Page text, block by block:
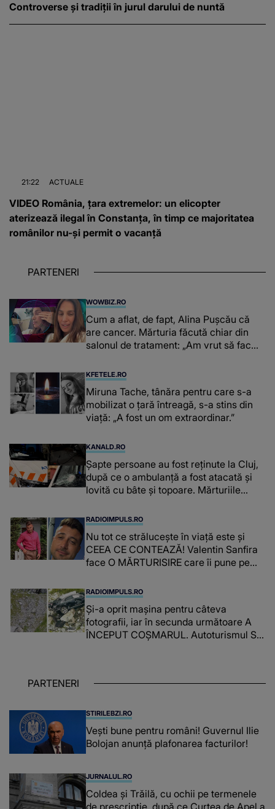
Controverse și tradiții în jurul darului de nuntă
21:22 ACTUALE
VIDEO România, țara extremelor: un elicopter
aterizează ilegal în Constanța, în timp ce majoritatea
românilor nu-și permit o vacanță
PARTENERI
WOWBIZ.RO
Cum a aflat, de fapt, Alina Pușcău că
are cancer. Mărturia făcută chiar din
salonul de tratament: „Am vrut să fac
înțepe sânul”
KFETELE.RO
Miruna Tache, tânăra pentru care s-a
mobilizat o țară întreagă, s-a stins din
viață: „A fost un om extraordinar.”
KANALD.RO
Șapte persoane au fost reținute la Cluj,
după ce o ambulanță a fost atacată și
lovită cu bâte și topoare. Mărturiile
RADIOIMPULS.RO
Nu tot ce strălucește în viață este și
CEEA CE CONTEAZĂ! Valentin Sanfira
face O MĂRTURISIRE care îi pune pe
ONLINE. Mesajul artistului este despre
ceva ce uităm cu toții, uneori: "La final,
nu vom..."
RADIOIMPULS.RO
Și-a oprit mașina pentru câteva
fotografii, iar în secunda următoare A
ÎNCEPUT COȘMARUL. Autoturismul S-
clipă că se va ajunge într-o asemenea
PARTENERI
STIRILEBZI.RO
Vești bune pentru români! Guvernul Ilie
Bolojan anunță plafonarea facturilor!
JURNALUL.RO
Coldea și Trăilă, cu ochii pe termenele
de prescripție, după ce Curtea de Apel a